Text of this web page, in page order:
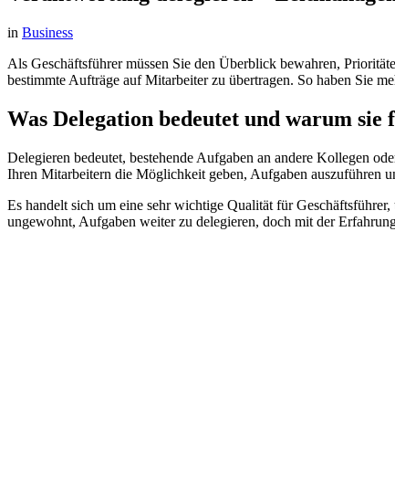
in Business
Als Geschäftsführer müssen Sie den Überblick bewahren,
bestimmte Aufträge auf Mitarbeiter zu übertragen. So haben Sie
Was Delegation bedeutet und warum
Delegieren bedeutet, bestehende Aufgaben an andere Kollegen
Ihren Mitarbeitern die Möglichkeit geben, Aufgaben auszuführen
Es handelt sich um eine sehr wichtige Qualität für
ungewohnt, Aufgaben weiter zu delegieren, doch mit der